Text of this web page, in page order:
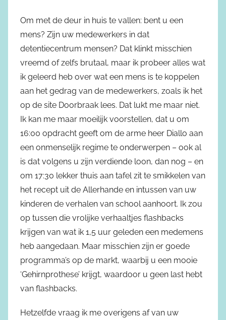
Om met de deur in huis te vallen: bent u een
mens? Zijn uw medewerkers in dat
detentiecentrum mensen? Dat klinkt misschien
vreemd of zelfs brutaal, maar ik probeer alles wat
ik geleerd heb over wat een mens is te koppelen
aan het gedrag van de medewerkers, zoals ik het
op de site Doorbraak lees. Dat lukt me maar niet.
Ik kan me maar moeilijk voorstellen, dat u om
16:00 opdracht geeft om de arme heer Diallo aan
een onmenselijk regime te onderwerpen – ook al
is dat volgens u zijn verdiende loon, dan nog – en
om 17:30 lekker thuis aan tafel zit te smikkelen van
het recept uit de Allerhande en intussen van uw
kinderen de verhalen van school aanhoort. Ik zou
op tussen die vrolijke verhaaltjes flashbacks
krijgen van wat ik 1,5 uur geleden een medemens
heb aangedaan. Maar misschien zijn er goede
programma’s op de markt, waarbij u een mooie
‘Gehirnprothese’ krijgt, waardoor u geen last hebt
van flashbacks.
Hetzelfde vraag ik me overigens af van uw